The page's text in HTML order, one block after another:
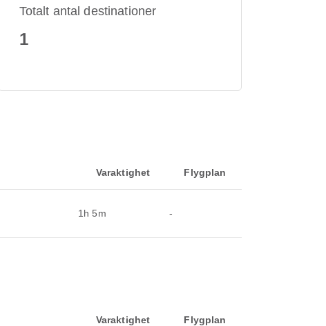
Totalt antal destinationer
1
Varaktighet Flygplan
1h 5m -
Varaktighet Flygplan